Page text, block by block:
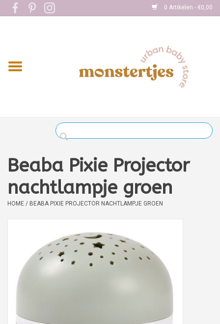
0 Artikelen - €0,00
Home
Kleding
Verzorging
Boekjes
Peter/metergeschenken &
Cadeaubon
Beaba Pixie Projector
nachtlampje groen
HOME / BEABA PIXIE PROJECTOR NACHTLAMPJE GROEN